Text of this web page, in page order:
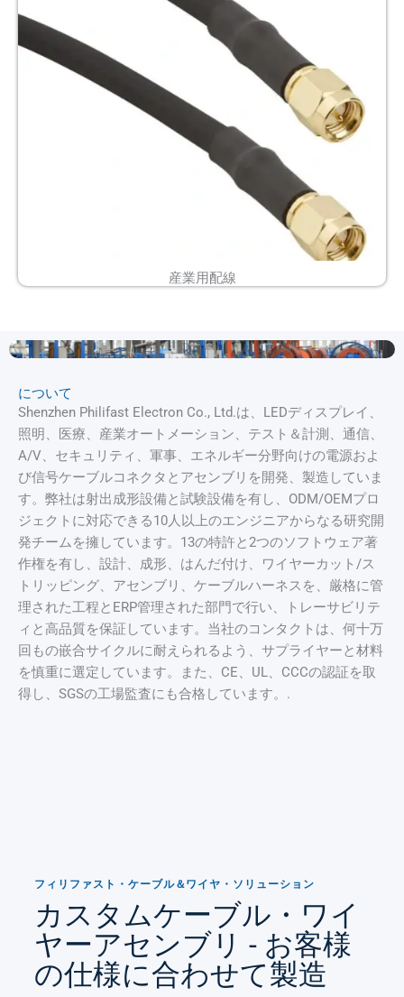
産業用配線
について
Shenzhen Philifast Electron Co., Ltd.は、LEDディスプレイ、
照明、医療、産業オートメーション、テスト＆計測、通信、
A/V、セキュリティ、軍事、エネルギー分野向けの電源およ
び信号ケーブルコネクタとアセンブリを開発、製造していま
す。弊社は射出成形設備と試験設備を有し、ODM/OEMプロ
ジェクトに対応できる10人以上のエンジニアからなる研究開
発チームを擁しています。13の特許と2つのソフトウェア著
作権を有し、設計、成形、はんだ付け、ワイヤーカット/ス
トリッピング、アセンブリ、ケーブルハーネスを、厳格に管
理された工程とERP管理された部門で行い、トレーサビリテ
ィと高品質を保証しています。当社のコンタクトは、何十万
回もの嵌合サイクルに耐えられるよう、サプライヤーと材料
を慎重に選定しています。また、CE、UL、CCCの認証を取
得し、SGSの工場監査にも合格しています。.
フィリファスト・ケーブル＆ワイヤ・ソリューション
カスタムケーブル・ワイ
ヤーアセンブリ - お客様
の仕様に合わせて製造